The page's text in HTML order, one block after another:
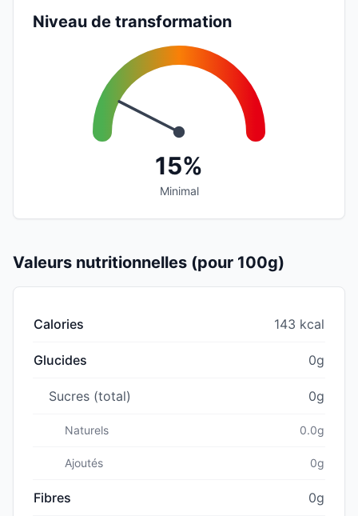
Niveau de transformation
15%
Minimal
Valeurs nutritionnelles (pour 100g)
Calories 143 kcal
Glucides 0g
Sucres (total) 0g
Naturels 0.0g
Ajoutés 0g
Fibres 0g